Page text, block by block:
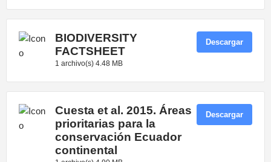
BIODIVERSITY
FACTSHEET
1 archivo(s) 4.48 MB
Descargar
Cuesta et al. 2015. Áreas
prioritarias para la
conservación Ecuador
continental
Descargar